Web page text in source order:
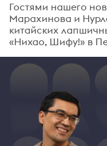
Гостями нашего
Марахинова и
китайских
«Нихао, Шифу!» в